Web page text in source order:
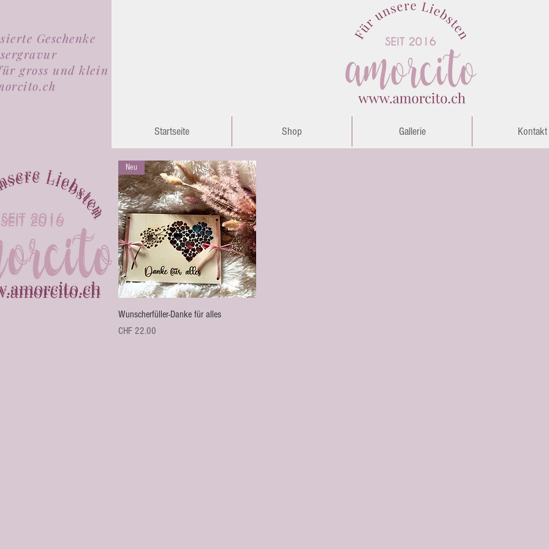
Geschenke
gross und klein
Startseite Shop Gallerie Kontakt
Schnellansicht
Neu
Wunscherfüller-Danke für alles
Preis
CHF 22.00